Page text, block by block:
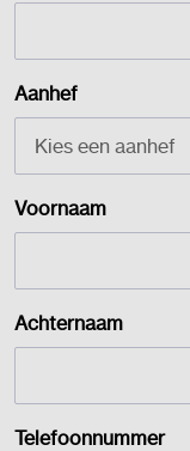
Aanhef
Voornaam
Achternaam
Telefoonnummer